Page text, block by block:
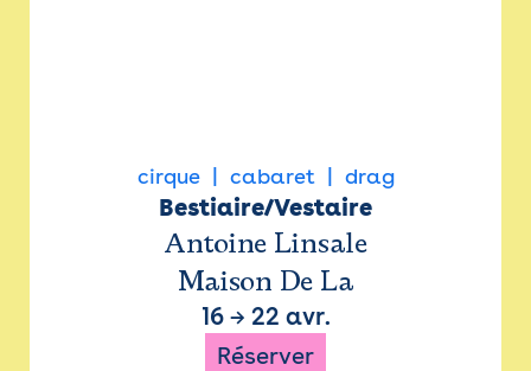
cirque cabaret drag
Bestiaire/Vestaire
Antoine Linsale
Maison De La
16→ 22 avr.
Réserver